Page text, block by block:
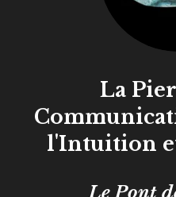
La
l'Intuition
Le Pont